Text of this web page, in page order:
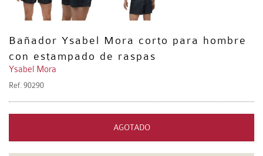
Bañador Ysabel Mora corto para hombre
con estampado de raspas
Ysabel Mora
Ref. 90290
AGOTADO